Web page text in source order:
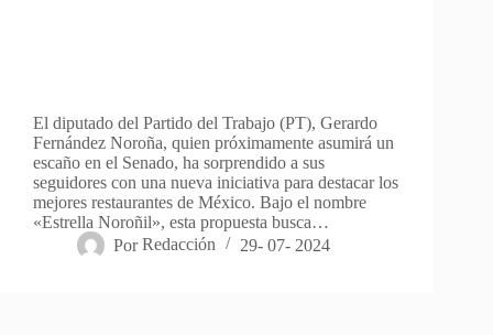
El diputado del Partido del Trabajo (PT), Gerardo
Fernández Noroña, quien próximamente asumirá un
escaño en el Senado, ha sorprendido a sus
seguidores con una nueva iniciativa para destacar los
mejores restaurantes de México. Bajo el nombre
«Estrella Noroñil», esta propuesta busca…
Por Redacción 29- 07- 2024